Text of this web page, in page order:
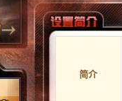
简介